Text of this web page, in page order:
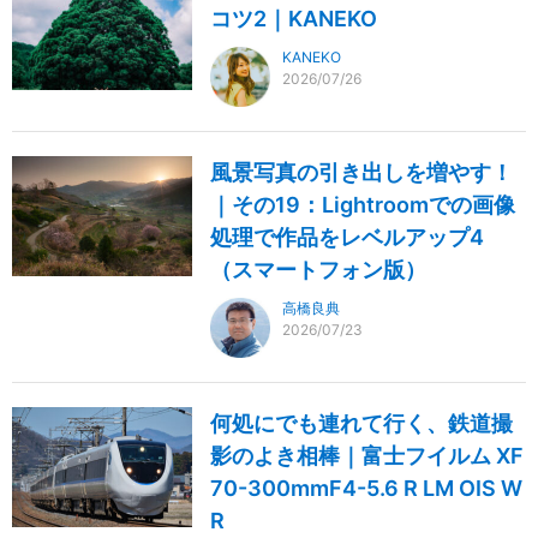
コツ2｜KANEKO
KANEKO
2026/07/26
風景写真の引き出しを増やす！
｜その19：Lightroomでの画像
処理で作品をレベルアップ4
（スマートフォン版）
高橋良典
2026/07/23
何処にでも連れて行く、鉄道撮
影のよき相棒｜富士フイルム XF
70-300mmF4-5.6 R LM OIS W
R